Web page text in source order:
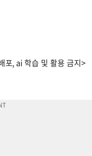
포, ai 학습 및 활용 금지>